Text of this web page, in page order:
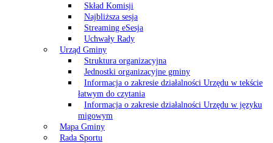
Skład Komisji
Najbliższa sesja
Streaming eSesja
Uchwały Rady
Urząd Gminy
Struktura organizacyjna
Jednostki organizacyjne gminy
Informacja o zakresie działalności Urzędu w tekście
łatwym do czytania
Informacja o zakresie działalności Urzędu w języku
migowym
Mapa Gminy
Rada Sportu